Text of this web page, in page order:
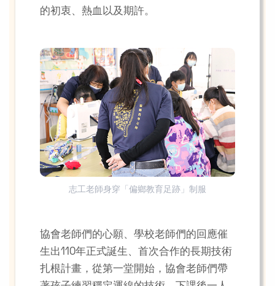
的初衷、熱血以及期許。
志工老師身穿「偏鄉教育足跡」制服
協會老師們的心願、學校老師們的回應催
生出110年正式誕生、首次合作的長期技術
扎根計畫，從第一堂開始，協會老師們帶